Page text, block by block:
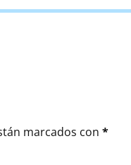
marcados con*